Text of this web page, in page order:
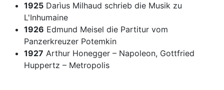
1925 Darìus Milhaud schrieb die Musik zu
L'Inhumaine
1926 Edmund Meisel die Partitur vom
Panzerkreuzer Potemkin
1927 Arthur Honegger – Napoleon, Gottfried
Huppertz – Metropolis